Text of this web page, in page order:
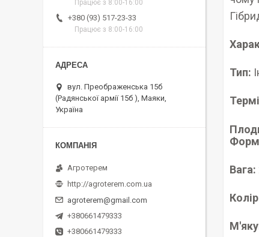
Тип:
Вага:
Працює з 8:00-16:00
+380 (93) 517-23-33
Працює з 8:00-16:00
вул. Преображенська 15б
(Радянської армії 15б ), Маяки,
Україна
Агротерем
http://agroterem.com.ua
agroterem@gmail.com
+380661479333
+380661479333